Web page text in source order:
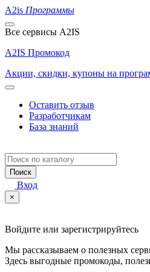
A2is Программы
Все сервисы A2IS
A2IS Промокод
Акции, скидки, купоны на
Оставить отзыв
Разработчикам
База знаний
Поиск
Вход
×
Войдите или зарегистрируйтесь
Мы рассказываем о полезных
Здесь выгодные промокоды,